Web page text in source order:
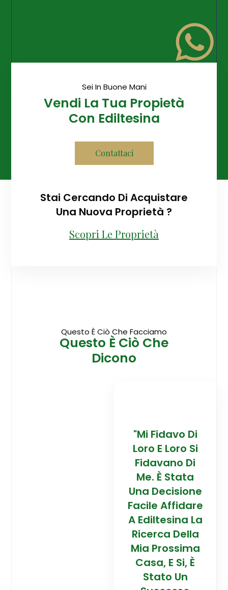
Sei In Buone Mani
Vendi La Tua Propietà
Con Ediltesina
Contattaci
Stai Cercando Di Acquistare
Una Nuova Proprietà ?
Scopri Le Proprietà
Questo È Ciò Che Facciamo
Questo È Ciò Che
Dicono
"Mi Fidavo Di
Loro E Loro Si
Fidavano Di
Me. È Stata
Una Decisione
Facile Affidare
A Ediltesina La
Ricerca Della
Mia Prossima
Casa, E Si, È
Stato Un